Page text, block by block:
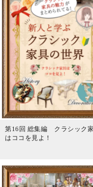
第16回 総集編 クラシック
はココを見よ！